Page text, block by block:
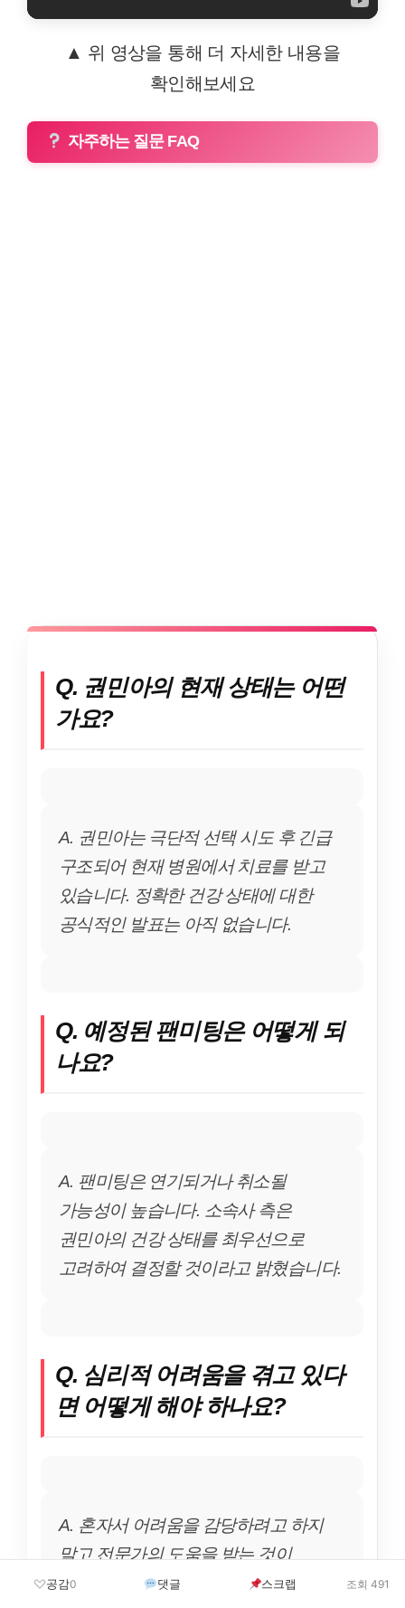
▲ 위 영상을 통해 더 자세한 내용을
확인해보세요
자주하는 질문 FAQ
Q. 권민아의 현재 상태는 어떤
가요?
A. 권민아는 극단적 선택 시도 후 긴급
구조되어 현재 병원에서 치료를 받고
있습니다. 정확한 건강 상태에 대한
공식적인 발표는 아직 없습니다.
Q. 예정된 팬미팅은 어떻게 되
나요?
A. 팬미팅은 연기되거나 취소될
가능성이 높습니다. 소속사 측은
권민아의 건강 상태를 최우선으로
고려하여 결정할 것이라고 밝혔습니다.
Q. 심리적 어려움을 겪고 있다
면 어떻게 해야 하나요?
A. 혼자서 어려움을 감당하려고 하지
말고 전문가의 도움을 받는 것이
중요합니다. 자살 예방 상담 전화(1393)
공감0 댓글 스크랩 조회 491